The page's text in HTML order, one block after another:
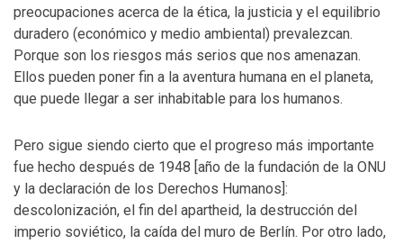
preocupaciones acerca de la ética, la justicia y el equilibrio
duradero (económico y medio ambiental) prevalezcan.
Porque son los riesgos más serios que nos amenazan.
Ellos pueden poner fin a la aventura humana en el planeta,
que puede llegar a ser inhabitable para los humanos.
Pero sigue siendo cierto que el progreso más importante
fue hecho después de 1948 [año de la fundación de la ONU
y la declaración de los Derechos Humanos]:
descolonización, el fin del apartheid, la destrucción del
imperio soviético, la caída del muro de Berlín. Por otro lado,